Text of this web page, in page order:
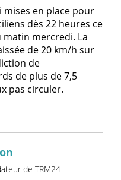
mises en place pour
dès 22 heures ce
matin mercredi. La
de 20 km/h sur
de
de plus de 7,5
pas circuler.
de TRM24